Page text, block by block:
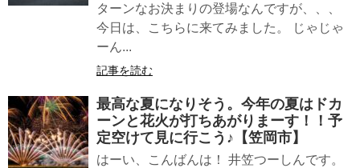
ターンなお決まりの登場なんですが、、、
今日は、こちらに来てみました。 じゃじゃ
ーん...
記事を読む
最高な夏になりそう。今年の夏はドカ
ーンと花火が打ちあがりまーす！！予
定空けて見に行こう♪【笠岡市】
はーい、こんばんは！ 井笠つーしんです。